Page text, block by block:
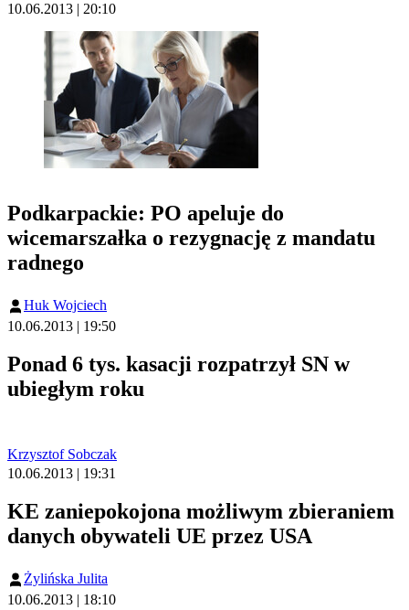
10.06.2013 | 20:10
Podkarpackie: PO apeluje do
wicemarszałka o rezygnację z mandatu
radnego
Huk Wojciech
10.06.2013 | 19:50
Ponad 6 tys. kasacji rozpatrzył SN w
ubiegłym roku
Krzysztof Sobczak
10.06.2013 | 19:31
KE zaniepokojona możliwym zbieraniem
danych obywateli UE przez USA
Żylińska Julita
10.06.2013 | 18:10